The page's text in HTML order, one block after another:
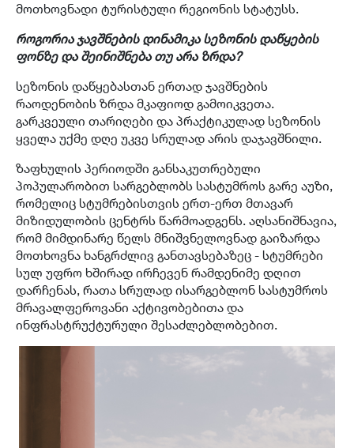
მოთხოვნადი ტურისტული რეგიონის სტატუსს.
როგორია ჯავშნების დინამიკა სეზონის დაწყების
ფონზე და შეინიშნება თუ არა ზრდა?
სეზონის დაწყებასთან ერთად ჯავშნების
რაოდენობის ზრდა მკაფიოდ გამოიკვეთა.
გარკვეული თარიღები და პრაქტიკულად სეზონის
ყველა უქმე დღე უკვე სრულად არის დაჯავშნილი.
ზაფხულის პერიოდში განსაკუთრებული
პოპულარობით სარგებლობს სასტუმროს გარე აუზი,
რომელიც სტუმრებისთვის ერთ-ერთ მთავარ
მიზიდულობის ცენტრს წარმოადგენს. აღსანიშნავია,
რომ მიმდინარე წელს მნიშვნელოვნად გაიზარდა
მოთხოვნა ხანგრძლივ განთავსებაზეც - სტუმრები
სულ უფრო ხშირად ირჩევენ რამდენიმე დღით
დარჩენას, რათა სრულად ისარგებლონ სასტუმროს
მრავალფეროვანი აქტივობებითა და
ინფრასტრუქტურული შესაძლებლობებით.